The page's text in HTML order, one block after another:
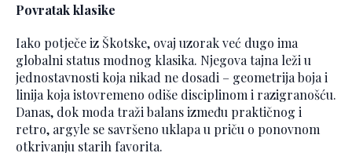
Povratak klasike
Iako potječe iz Škotske, ovaj uzorak već dugo ima
globalni status modnog klasika. Njegova tajna leži u
jednostavnosti koja nikad ne dosadi – geometrija boja i
linija koja istovremeno odiše disciplinom i razigranošću.
Danas, dok moda traži balans između praktičnog i
retro, argyle se savršeno uklapa u priču o ponovnom
otkrivanju starih favorita.